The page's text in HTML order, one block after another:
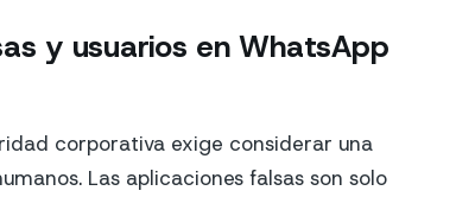
y usuarios en WhatsApp
corporativa exige considerar una
Las aplicaciones falsas son solo